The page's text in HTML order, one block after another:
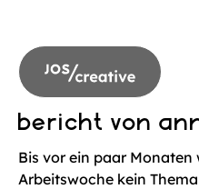
bericht von
Bis vor ein paar Monaten
Arbeitswoche kein